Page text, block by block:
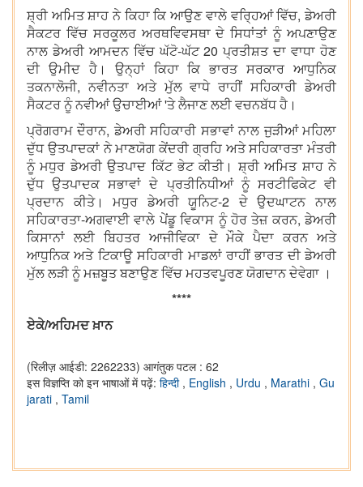
ਸ਼੍ਰੀ ਅਮਿਤ ਸ਼ਾਹ ਨੇ ਕਿਹਾ ਕਿ ਆਉਣ ਵਾਲੇ ਵਰ੍ਹਿਆਂ ਵਿੱਚ, ਡੇਅਰੀ
ਸੈਕਟਰ ਵਿੱਚ ਸਰਕੂਲਰ ਅਰਥਵਿਵਸਥਾ ਦੇ ਸਿਧਾਂਤਾਂ ਨੂੰ ਅਪਣਾਉਣ
ਨਾਲ ਡੇਅਰੀ ਆਮਦਨ ਵਿੱਚ ਘੱਟੋ-ਘੱਟ 20 ਪ੍ਰਤੀਸ਼ਤ ਦਾ ਵਾਧਾ ਹੋਣ
ਦੀ ਉਮੀਦ ਹੈ। ਉਨ੍ਹਾਂ ਕਿਹਾ ਕਿ ਭਾਰਤ ਸਰਕਾਰ ਆਧੁਨਿਕ
ਤਕਨਾਲੋਜੀ, ਨਵੀਨਤਾ ਅਤੇ ਮੁੱਲ ਵਾਧੇ ਰਾਹੀਂ ਸਹਿਕਾਰੀ ਡੇਅਰੀ
ਸੈਕਟਰ ਨੂੰ ਨਵੀਆਂ ਉਚਾਈਆਂ 'ਤੇ ਲੈਜਾਣ ਲਈ ਵਚਨਬੱਧ ਹੈ।
ਪ੍ਰੋਗਰਾਮ ਦੌਰਾਨ, ਡੇਅਰੀ ਸਹਿਕਾਰੀ ਸਭਾਵਾਂ ਨਾਲ ਜੁੜੀਆਂ ਮਹਿਲਾ
ਦੁੱਧ ਉਤਪਾਦਕਾਂ ਨੇ ਮਾਣਯੋਗ ਕੇਂਦਰੀ ਗ੍ਰਹਿ ਅਤੇ ਸਹਿਕਾਰਤਾ ਮੰਤਰੀ
ਨੂੰ ਮਧੁਰ ਡੇਅਰੀ ਉਤਪਾਦ ਕਿੱਟ ਭੇਟ ਕੀਤੀ। ਸ਼੍ਰੀ ਅਮਿਤ ਸ਼ਾਹ ਨੇ
ਦੁੱਧ ਉਤਪਾਦਕ ਸਭਾਵਾਂ ਦੇ ਪ੍ਰਤੀਨਿਧੀਆਂ ਨੂੰ ਸਰਟੀਫਿਕੇਟ ਵੀ
ਪ੍ਰਦਾਨ ਕੀਤੇ। ਮਧੁਰ ਡੇਅਰੀ ਯੂਨਿਟ-2 ਦੇ ਉਦਘਾਟਨ ਨਾਲ
ਸਹਿਕਾਰਤਾ-ਅਗਵਾਈ ਵਾਲੇ ਪੇਂਡੂ ਵਿਕਾਸ ਨੂੰ ਹੋਰ ਤੇਜ਼ ਕਰਨ, ਡੇਅਰੀ
ਕਿਸਾਨਾਂ ਲਈ ਬਿਹਤਰ ਆਜੀਵਿਕਾ ਦੇ ਮੌਕੇ ਪੈਦਾ ਕਰਨ ਅਤੇ
ਆਧੁਨਿਕ ਅਤੇ ਟਿਕਾਊ ਸਹਿਕਾਰੀ ਮਾਡਲਾਂ ਰਾਹੀਂ ਭਾਰਤ ਦੀ ਡੇਅਰੀ
ਮੁੱਲ ਲੜੀ ਨੂੰ ਮਜ਼ਬੂਤ ਬਣਾਉਣ ਵਿੱਚ ਮਹਤਵਪੂਰਣ ਯੋਗਦਾਨ ਦੇਵੇਗਾ ​।
****
ਏਕੇ/ਅਹਿਮਦ ਖ਼ਾਨ
(रिलीज़ आईडी: 2262233) आगंतुक पटल : 62
इस विज्ञप्ति को इन भाषाओं में पढ़ें: हिन्दी , English , Urdu , Marathi , Gu
jarati , Tamil